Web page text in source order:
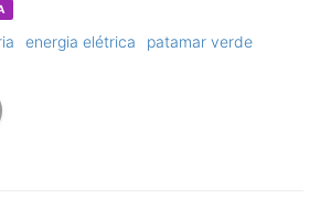
energia elétrica patamar verde